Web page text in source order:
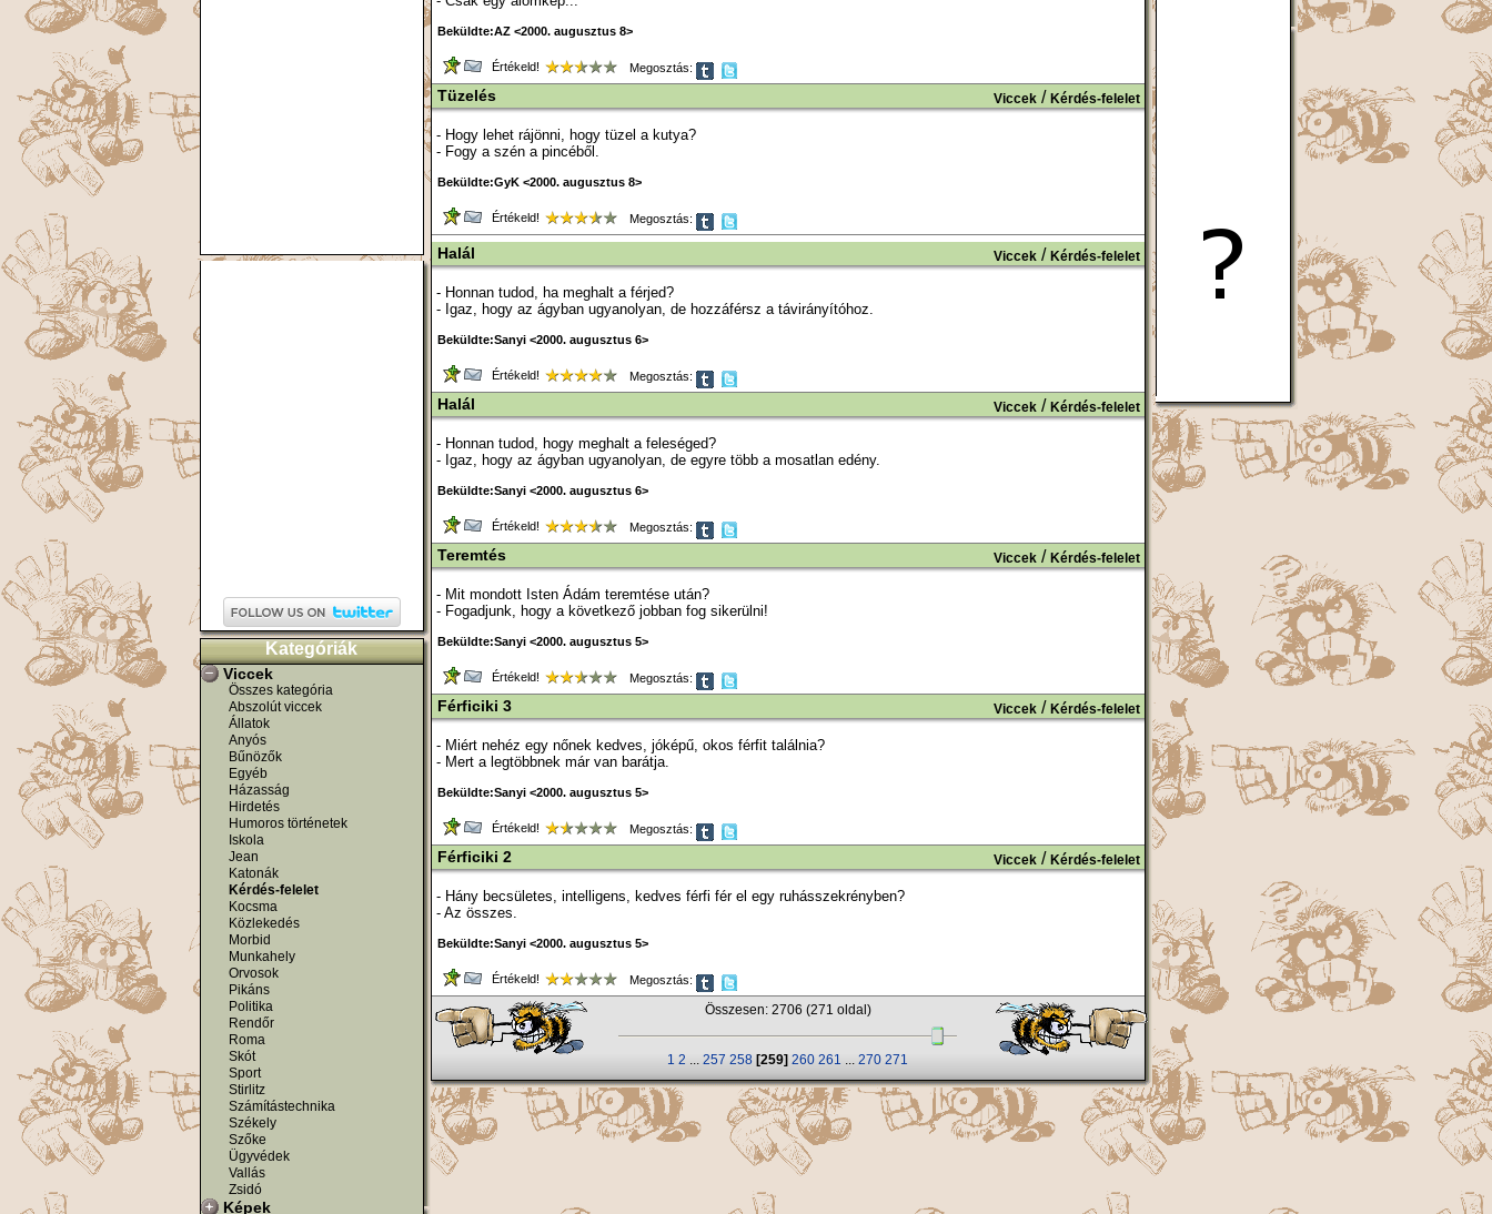
Kategóriák
Viccek
Összes kategória
Abszolút viccek
Állatok
Anyós
Bűnözők
Egyéb
Házasság
Hirdetés
Humoros történetek
Iskola
Jean
Katonák
Kérdés-felelet
Kocsma
Közlekedés
Morbid
Munkahely
Orvosok
Pikáns
Politika
Rendőr
Roma
Skót
Sport
Stirlitz
Számítástechnika
Székely
Szőke
Ügyvédek
Vallás
Zsidó
Képek
Beküldte:AZ <2000. augusztus 8>
Értékeld! Megosztás:
Tüzelés Viccek/ Kérdés-felelet
- Hogy lehet rájönni, hogy tüzel a kutya?
- Fogy a szén a pincéből.
Beküldte:GyK <2000. augusztus 8>
Értékeld! Megosztás:
Halál Viccek/ Kérdés-felelet
- Honnan tudod, ha meghalt a férjed?
- Igaz, hogy az ágyban ugyanolyan, de hozzáférsz a távirányítóhoz.
Beküldte:Sanyi <2000. augusztus 6>
Értékeld! Megosztás:
Halál Viccek/ Kérdés-felelet
- Honnan tudod, hogy meghalt a feleséged?
- Igaz, hogy az ágyban ugyanolyan, de egyre több a mosatlan edény.
Beküldte:Sanyi <2000. augusztus 6>
Értékeld! Megosztás:
Teremtés Viccek/ Kérdés-felelet
- Mit mondott Isten Ádám teremtése után?
- Fogadjunk, hogy a következő jobban fog sikerülni!
Beküldte:Sanyi <2000. augusztus 5>
Értékeld! Megosztás:
Férficiki 3 Viccek/ Kérdés-felelet
- Miért nehéz egy nőnek kedves, jóképű, okos férfit találnia?
- Mert a legtöbbnek már van barátja.
Beküldte:Sanyi <2000. augusztus 5>
Értékeld! Megosztás:
Férficiki 2 Viccek/ Kérdés-felelet
- Hány becsületes, intelligens, kedves férfi fér el egy ruhásszekrényben?
- Az összes.
Beküldte:Sanyi <2000. augusztus 5>
Értékeld! Megosztás:
Összesen: 2706 (271 oldal)
1 2 ... 257 258 [259] 260 261 ... 270 271